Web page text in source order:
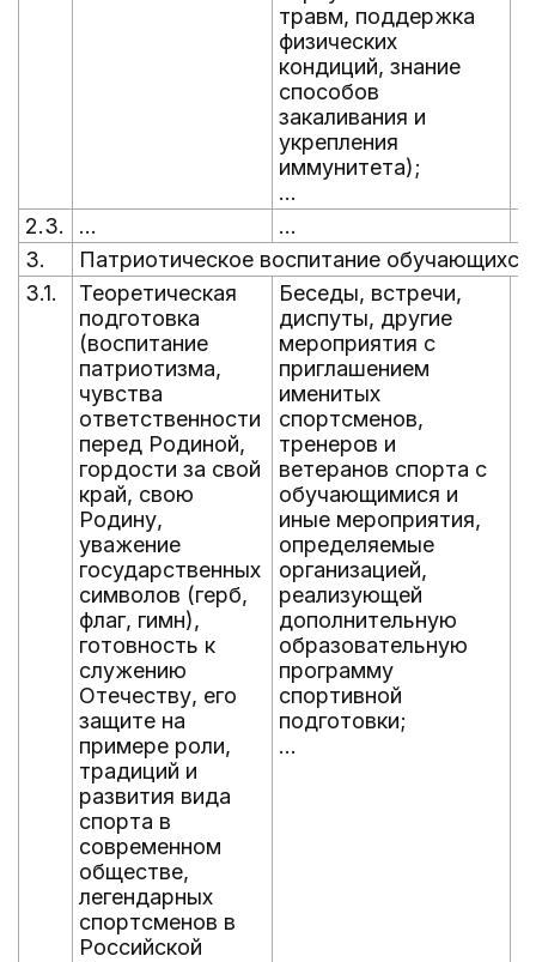
травм, поддержка
физических
кондиций, знание
способов
закаливания и
укрепления
иммунитета);
...
2.3.
... ...
3.
Патриотическое воспитание обучающихся
3.1.
Теоретическая
подготовка
(воспитание
патриотизма,
чувства
ответственности
перед Родиной,
гордости за свой
край, свою
Родину,
уважение
государственных
символов (герб,
флаг, гимн),
готовность к
служению
Отечеству, его
защите на
примере роли,
традиций и
развития вида
спорта в
современном
обществе,
легендарных
спортсменов в
Российской
Беседы, встречи,
диспуты, другие
мероприятия с
приглашением
именитых
спортсменов,
тренеров и
ветеранов спорта с
обучающимися и
иные мероприятия,
определяемые
организацией,
реализующей
дополнительную
образовательную
программу
спортивной
подготовки;
...